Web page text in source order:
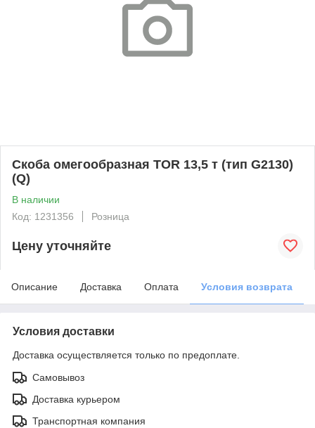
Скоба омегообразная TOR 13,5 т (тип G2130)
(Q)
В наличии
Код: 1231356
Розница
Цену уточняйте
Описание Доставка Оплата Условия возврата
Условия доставки
Доставка осуществляется только по предоплате.
Самовывоз
Доставка курьером
Транспортная компания